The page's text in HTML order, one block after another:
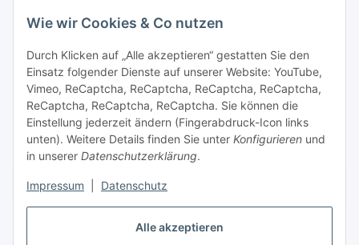
Alle akzeptieren
Wie wir Cookies & Co nutzen
Durch Klicken auf „Alle akzeptieren“ gestatten Sie den
Einsatz folgender Dienste auf unserer Website: YouTube,
Vimeo, ReCaptcha, ReCaptcha, ReCaptcha, ReCaptcha,
ReCaptcha, ReCaptcha, ReCaptcha. Sie können die
Einstellung jederzeit ändern (Fingerabdruck-Icon links
unten). Weitere Details finden Sie unter Konfigurieren und
in unserer Datenschutzerklärung.
Impressum Datenschutz
Vertrag widerrufen